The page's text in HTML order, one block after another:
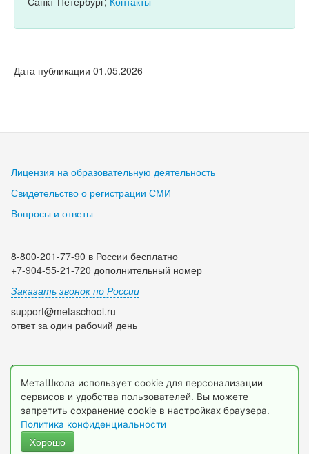
Дата публикации 01.05.2026
Лицензия на образовательную деятельность
Свидетельство о регистрации СМИ
Вопросы и ответы
8-800-201-77-90 в России бесплатно
+7-904-55-21-720 дополнительный номер
Заказать звонок по России
support@metaschool.ru
ответ за один рабочий день
Мы в социальных сетях:
© 2009-2026 МетаШкола, www.metaschool.ru
МетаШкола использует cookie для персонализации
сервисов и удобства пользователей. Вы можете
запретить сохранение cookie в настройках браузера.
Политика конфиденциальности
Хорошо